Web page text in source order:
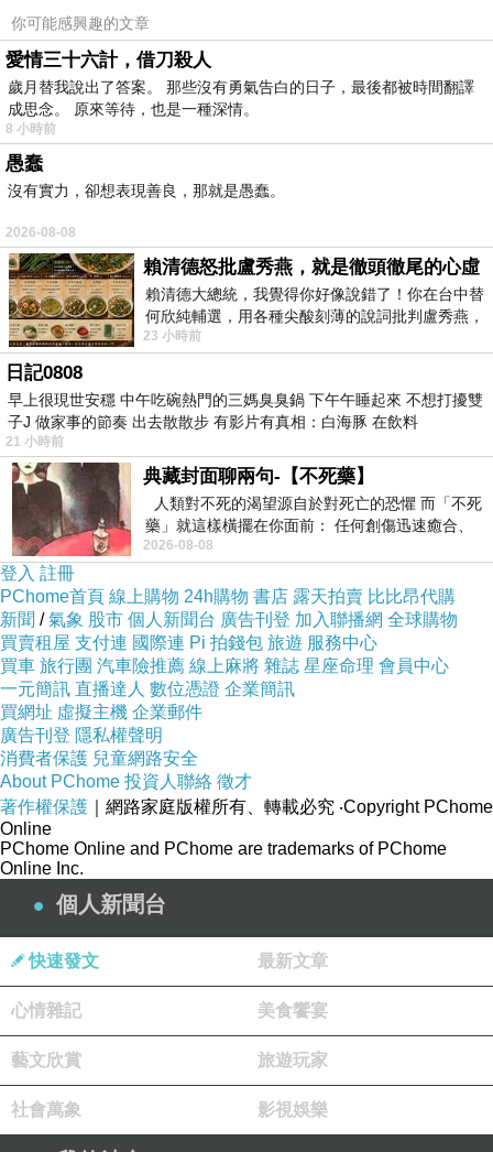
你可能感興趣的文章
愛情三十六計，借刀殺人
歲月替我說出了答案。 那些沒有勇氣告白的日子，最後都被時間翻譯
成思念。 原來等待，也是一種深情。
8 小時前
愚蠢
沒有實力，卻想表現善良，那就是愚蠢。
2026-08-08
賴清德怒批盧秀燕，就是徹頭徹尾的心虛
賴清德大總統，我覺得你好像說錯了！你在台中替
何欣純輔選，用各種尖酸刻薄的說詞批判盧秀燕，
罵她施政滿意度輸給陳其邁，甚至還說盧
23 小時前
日記0808
早上很現世安穩 中午吃碗熱門的三媽臭臭鍋 下午午睡起來 不想打擾雙
子J 做家事的節奏 出去散散步 有影片有真相：白海豚 在飲料
21 小時前
典藏封面聊兩句-【不死藥】
人類對不死的渴望源自於對死亡的恐懼 而「不死
藥」就這樣橫擺在你面前： 任何創傷迅速癒合、
停止衰老、痛覺消失…堪
2026-08-08
登入 註冊
PChome首頁 線上購物 24h購物 書店 露天拍賣 比比昂代購
新聞 /氣象 股市 個人新聞台 廣告刊登 加入聯播網 全球購物
買賣租屋 支付連 國際連 Pi 拍錢包 旅遊 服務中心
買車 旅行團 汽車險推薦 線上麻將 雜誌 星座命理 會員中心
一元簡訊 直播達人 數位憑證 企業簡訊
買網址 虛擬主機 企業郵件
廣告刊登 隱私權聲明
消費者保護 兒童網路安全
About PChome 投資人聯絡 徵才
著作權保護 ｜網路家庭版權所有、轉載必究 ‧Copyright PChome
Online
PChome Online and PChome are trademarks of PChome
Online Inc.
個人新聞台
快速發文 最新文章
心情雜記 美食饗宴
藝文欣賞 旅遊玩家
社會萬象 影視娛樂